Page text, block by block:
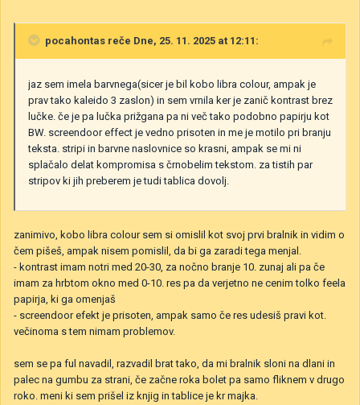
pocahontas reče Dne, 25. 11. 2025 at 12:11:
jaz sem imela barvnega(sicer je bil kobo libra colour, ampak je
prav tako kaleido 3 zaslon) in sem vrnila ker je zanič kontrast brez
lučke. če je pa lučka prižgana pa ni več tako podobno papirju kot
BW. screendoor effect je vedno prisoten in me je motilo pri branju
teksta. stripi in barvne naslovnice so krasni, ampak se mi ni
splačalo delat kompromisa s črnobelim tekstom. za tistih par
stripov ki jih preberem je tudi tablica dovolj.
zanimivo, kobo libra colour sem si omislil kot svoj prvi bralnik in vidim o
čem pišeš, ampak nisem pomislil, da bi ga zaradi tega menjal.
- kontrast imam notri med 20-30, za nočno branje 10. zunaj ali pa če
imam za hrbtom okno med 0-10. res pa da verjetno ne cenim tolko feela
papirja, ki ga omenjaš
- screendoor efekt je prisoten, ampak samo če res udesiš pravi kot.
večinoma s tem nimam problemov.
sem se pa ful navadil, razvadil brat tako, da mi bralnik sloni na dlani in
palec na gumbu za strani, če začne roka bolet pa samo fliknem v drugo
roko. meni ki sem prišel iz knjig in tablice je kr majka.